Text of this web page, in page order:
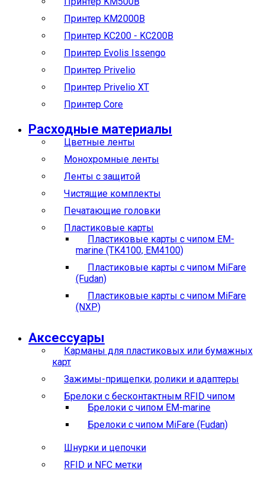
Принтер KM2000B
Принтер KC200 - KC200B
Принтер Evolis Issengo
Принтер Privelio
Принтер Privelio XT
Принтер Core
Расходные материалы
Цветные ленты
Монохромные ленты
Ленты с защитой
Чистящие комплекты
Печатающие головки
Пластиковые карты
Пластиковые карты с чипом EM-
marine (TK4100, EM4100)
Пластиковые карты с чипом MiFare
(Fudan)
Пластиковые карты с чипом MiFare
(NXP)
Аксессуары
Карманы для пластиковых или бумажных
карт
Зажимы-прищепки, ролики и адаптеры
Брелоки с бесконтактным RFID чипом
Брелоки с чипом EM-marine
Брелоки с чипом MiFare (Fudan)
Шнурки и цепочки
RFID и NFC метки